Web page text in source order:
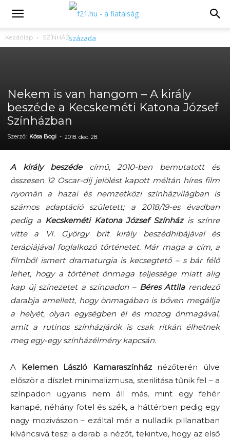
Kezdőlap SZÍNHÁZ
Nekem is van hangom – A király
beszéde a Kecskeméti Katona József
Színházban
Szerző: Kósa Bogi - 2018. dec. 28.
A király beszéde
című, 2010-ben bemutatott és
összesen 12 Oscar-díj jelölést kapott méltán híres film
nyomán a hazai és nemzetközi színházvilágban is
számos adaptáció született; a 2018/19-es évadban
pedig a Kecskeméti Katona József Színházis színre
vitte a VI. György brit király beszédhibájával és
terápiájával foglalkozó történetet. Már maga a cím, a
filmből ismert dramaturgia is kecsegtető – s bár félő
lehet, hogy a történet önmaga teljessége miatt alig
kap új színezetet a színpadon – Béres Attilarendező
darabja amellett, hogy önmagában is bőven megállja
a helyét, olyan egységben él és mozog önmagával,
amit a rutinos színházjárók is csak ritkán élhetnek
meg egy-egy színházélmény kapcsán.
A Kelemen László Kamaraszínháznézőterén ülve
először a díszlet minimalizmusa, sterilitása tűnik fel – a
színpadon ugyanis nem áll más, mint egy fehér
kanapé, néhány fotel és szék, a háttérben pedig egy
nagy mozivászon – ezáltal már a nulladik pillanatban
kíváncsivá teszi a darab a nézőt, tekintve, hogy az első